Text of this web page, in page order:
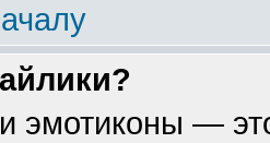
эмотиконы —